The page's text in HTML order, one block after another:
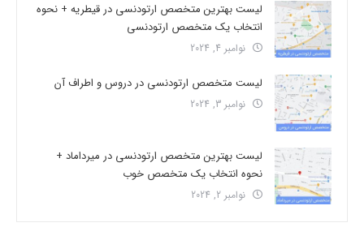
لیست بهترین متخصص ارتودنسی در قیطریه + نحوه
انتخاب یک متخصص ارتودنسی
نوامبر 4, 2024
لیست متخصص ارتودنسی در دروس و اطراف آن
نوامبر 3, 2024
لیست بهترین متخصص ارتودنسی در میرداماد +
نحوه انتخاب یک متخصص خوب
نوامبر 2, 2024